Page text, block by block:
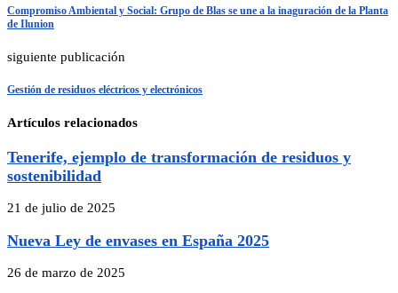
Compromiso Ambiental y Social: Grupo de Blas se une a la inaguración de la Planta
de Ilunion
siguiente publicación
Gestión de residuos eléctricos y electrónicos
Artículos relacionados
Tenerife, ejemplo de transformación de residuos y
sostenibilidad
21 de julio de 2025
Nueva Ley de envases en España 2025
26 de marzo de 2025